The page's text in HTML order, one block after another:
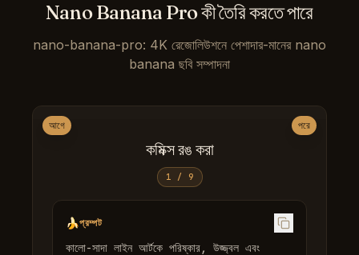
Nano Banana Pro কী তৈরি করতে পারে
nano-banana-pro: 4K রেজোলিউশনে পেশাদার-মানের nano
banana ছবি সম্পাদনা
আগে পরে
কমিক্স রঙ করা
1 / 9
🍌প্রম্পট
কালো-সাদা লাইন আর্টকে পরিষ্কার, উজ্জ্বল এবং